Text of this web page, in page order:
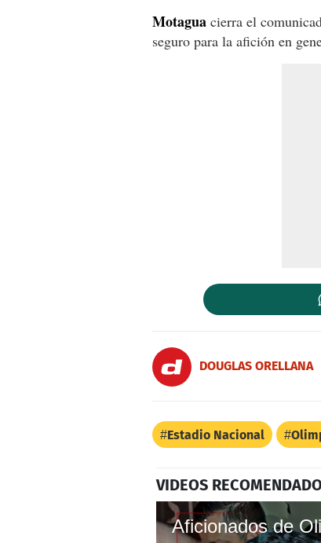
Motagua cierra el
seguro para la afición en
DOUGLAS ORELLANA
Estadio Nacional
VIDEOS